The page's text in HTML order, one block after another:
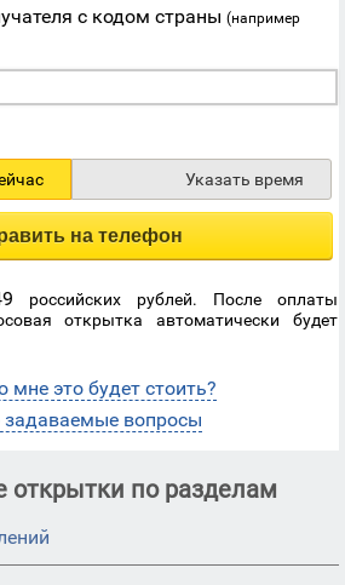
с кодом страны (например
Указать время
на телефон
российских рублей. После оплаты
открытка автоматически будет
мне это будет стоить?
задаваемые вопросы
открытки по разделам